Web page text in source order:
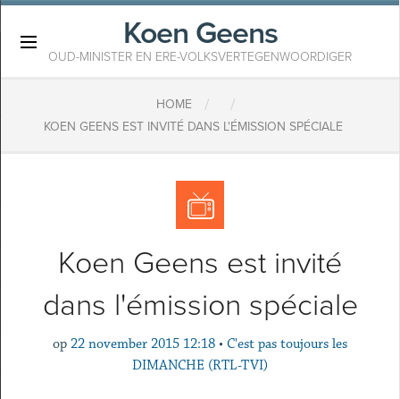
Koen Geens
OUD-MINISTER EN ERE-VOLKSVERTEGENWOORDIGER
HOME / /
KOEN GEENS EST INVITÉ DANS L'ÉMISSION SPÉCIALE
Koen Geens est invité
dans l'émission spéciale
op 22 november 2015 12:18 • C'est pas toujours les
DIMANCHE (RTL-TVI)